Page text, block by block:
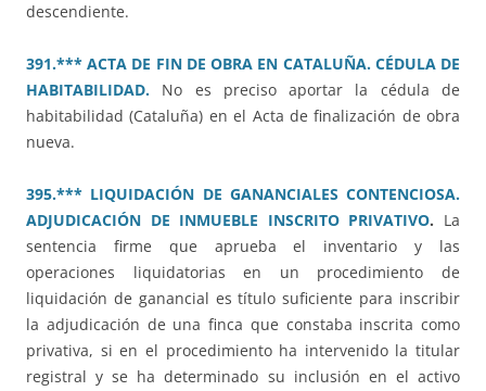
descendiente.
391.*** ACTA DE FIN DE OBRA EN CATALUÑA. CÉDULA DE
HABITABILIDAD.
No es preciso aportar la cédula de
habitabilidad (Cataluña) en el Acta de finalización de obra
nueva.
395.*** LIQUIDACIÓN DE GANANCIALES CONTENCIOSA.
ADJUDICACIÓN DE INMUEBLE INSCRITO PRIVATIVO. La
sentencia firme que aprueba el inventario y las
operaciones liquidatorias en un procedimiento de
liquidación de ganancial es título suficiente para inscribir
la adjudicación de una finca que constaba inscrita como
privativa, si en el procedimiento ha intervenido la titular
registral y se ha determinado su inclusión en el activo